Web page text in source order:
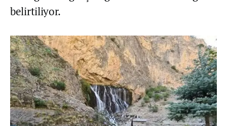
belirtiliyor.